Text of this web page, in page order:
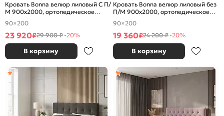
Кровать Bonna велюр лиловый С П/
М 900x2000, ортопедическое
основание, изголовье мягкое
90×200
23 920₽29 900 ₽-20%
В корзину
Кровать Bonna велюр лиловый без
П/М 900x2000, ортопедическое
основание, изголовье мягкое
90×200
19 360₽24 200 ₽-20%
В корзину